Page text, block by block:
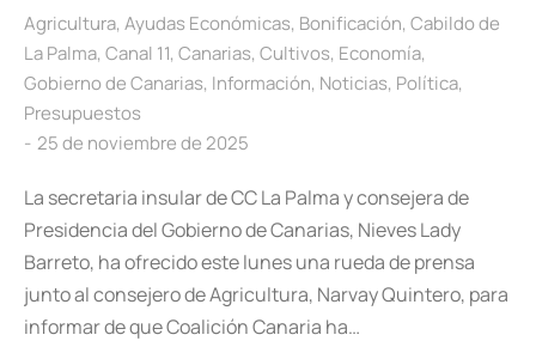
Agricultura, Ayudas Económicas, Bonificación, Cabildo de
La Palma, Canal 11, Canarias, Cultivos, Economía,
Gobierno de Canarias, Información, Noticias, Política,
Presupuestos
25 de noviembre de 2025
La secretaria insular de CC La Palma y consejera de
Presidencia del Gobierno de Canarias, Nieves Lady
Barreto, ha ofrecido este lunes una rueda de prensa
junto al consejero de Agricultura, Narvay Quintero, para
informar de que Coalición Canaria ha…